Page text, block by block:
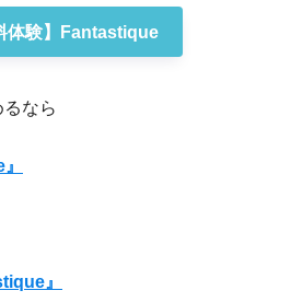
体験】Fantastique
なら
』